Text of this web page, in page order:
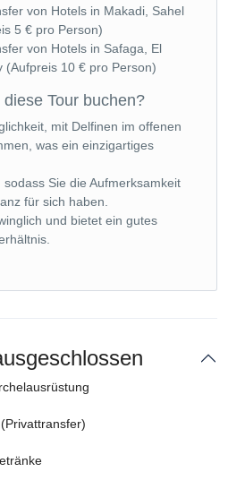
von Hotels in Makadi, Sahel
5 € pro Person)
von Hotels in Safaga, El
(Aufpreis 10 € pro Person)
Tour buchen?
mit Delfinen im offenen
was ein einzigartiges
sodass Sie die Aufmerksamkeit
für sich haben.
und bietet ein gutes